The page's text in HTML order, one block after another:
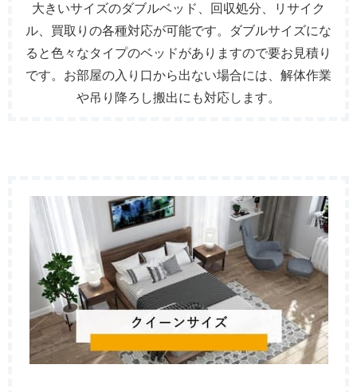
大きいサイズのダブルベッド、回収処分、リサイク
ル、買取りの各種対応が可能です。ダブルサイズにな
ると色々なタイプのベッドがありますので要お見積り
です。お部屋の入り口から出ない場合には、解体作業
や吊り降ろし搬出にも対応します。